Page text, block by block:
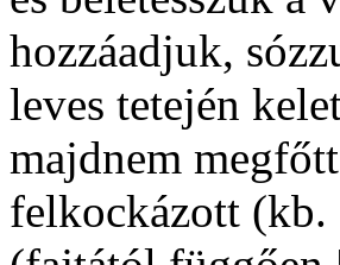
hozzáadjuk,
leves tetején
majdnem
felkockázott